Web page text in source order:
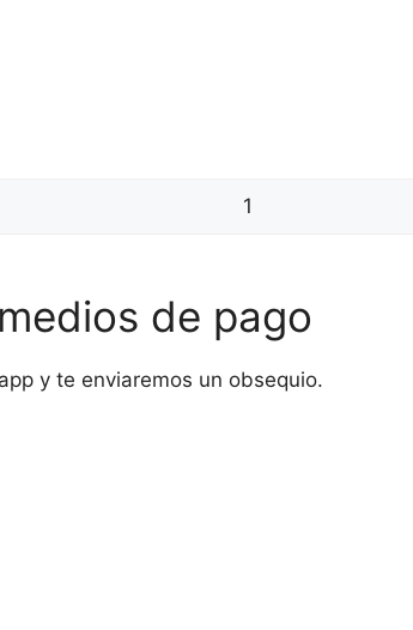
de pago
y te enviaremos un obsequio.